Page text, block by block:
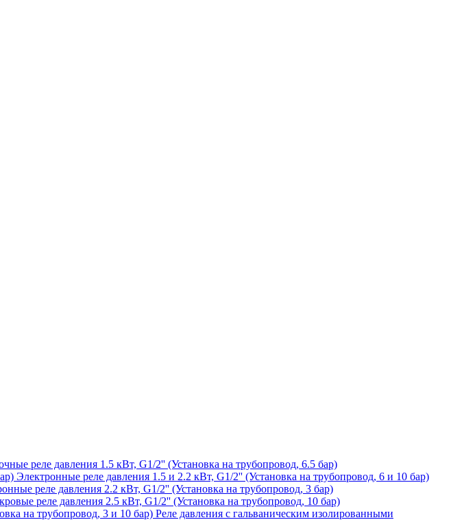
реле давления 1.5 кВт, G1/2'' (Установка на трубопровод, 6.5 бар)
Электронные реле давления 1.5 и 2.2 кВт, G1/2'' (Установка на трубопровод, 6 и 10 бар)
реле давления 2.2 кВт, G1/2'' (Установка на трубопровод, 3 бар)
реле давления 2.5 кВт, G1/2'' (Установка на трубопровод, 10 бар)
Реле давления с гальваническим изолированными